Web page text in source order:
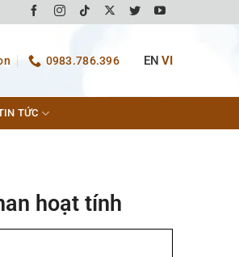
0983.786.396 EN VI
TỨC
hoạt tính